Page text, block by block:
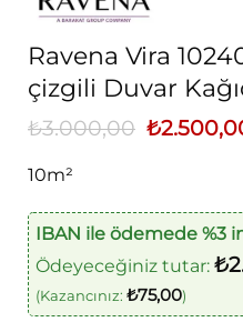
Ravena Vira
çizgili Duvar
₺3.000,00 Orijinal
fiyat:
₺
10m²
IBAN ile ödemede %3
Ödeyeceğiniz tutar: ₺
(Kazancınız: ₺75,00)